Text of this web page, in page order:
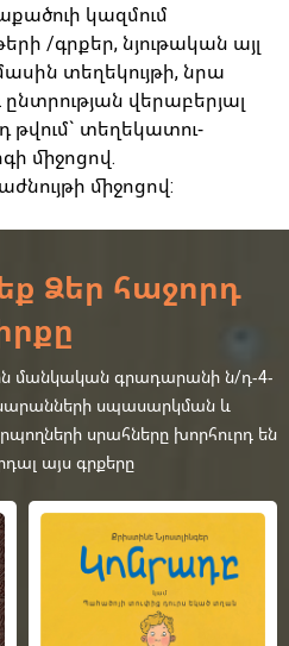
կազմում
/գրքեր, նյութական այլ
տեղեկույթի, նրա
վերաբերյալ
թվում` տեղեկատու-
միջոցով.
միջոցով:
Ձեր հաջորդ
մանկական գրադարանի ն/դ-4-
սպասարկման և
սրահները խորհուրդ են
այս գրքերը